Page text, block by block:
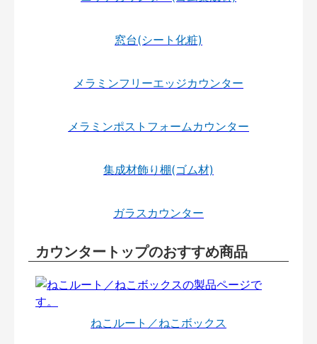
窓台(シート化粧)
メラミンフリーエッジカウンター
メラミンポストフォームカウンター
集成材飾り棚(ゴム材)
ガラスカウンター
カウンタートップのおすすめ商品
ねこルート／ねこボックス